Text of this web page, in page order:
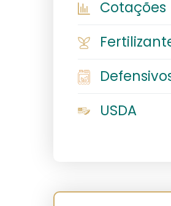
Cotações
USDA